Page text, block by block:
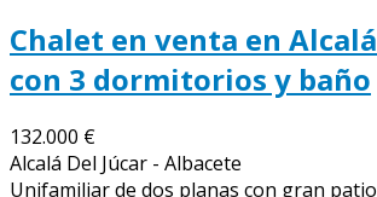
Chalet en venta en
con 3 dormitorios y baño
132.000 €
Alcalá Del Júcar - Albacete
Unifamiliar de dos planas con gran